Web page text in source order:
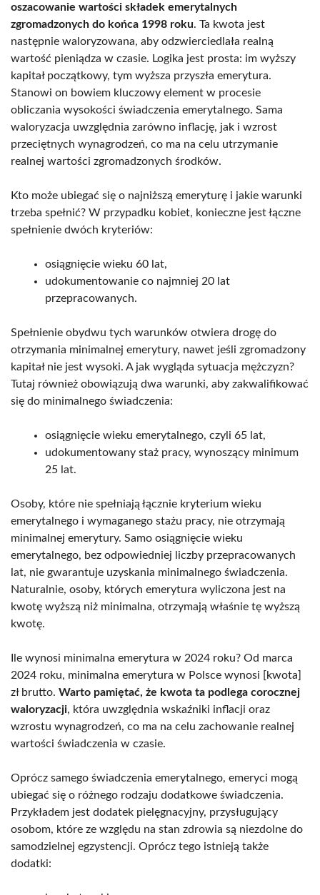
oszacowanie wartości składek emerytalnych
zgromadzonych do końca 1998 roku. Ta kwota jest
następnie waloryzowana, aby odzwierciedlała realną
wartość pieniądza w czasie. Logika jest prosta: im wyższy
kapitał początkowy, tym wyższa przyszła emerytura.
Stanowi on bowiem kluczowy element w procesie
obliczania wysokości świadczenia emerytalnego. Sama
waloryzacja uwzględnia zarówno inflację, jak i wzrost
przeciętnych wynagrodzeń, co ma na celu utrzymanie
realnej wartości zgromadzonych środków.
Kto może ubiegać się o najniższą emeryturę i jakie warunki
trzeba spełnić? W przypadku kobiet, konieczne jest łączne
spełnienie dwóch kryteriów:
osiągnięcie wieku 60 lat,
udokumentowanie co najmniej 20 lat
przepracowanych.
Spełnienie obydwu tych warunków otwiera drogę do
otrzymania minimalnej emerytury, nawet jeśli zgromadzony
kapitał nie jest wysoki. A jak wygląda sytuacja mężczyzn?
Tutaj również obowiązują dwa warunki, aby zakwalifikować
się do minimalnego świadczenia:
osiągnięcie wieku emerytalnego, czyli 65 lat,
udokumentowany staż pracy, wynoszący minimum
25 lat.
Osoby, które nie spełniają łącznie kryterium wieku
emerytalnego i wymaganego stażu pracy, nie otrzymają
minimalnej emerytury. Samo osiągnięcie wieku
emerytalnego, bez odpowiedniej liczby przepracowanych
lat, nie gwarantuje uzyskania minimalnego świadczenia.
Naturalnie, osoby, których emerytura wyliczona jest na
kwotę wyższą niż minimalna, otrzymają właśnie tę wyższą
kwotę.
Ile wynosi minimalna emerytura w 2024 roku? Od marca
2024 roku, minimalna emerytura w Polsce wynosi [kwota]
zł brutto. Warto pamiętać, że kwota ta podlega corocznej
waloryzacji, która uwzględnia wskaźniki inflacji oraz
wzrostu wynagrodzeń, co ma na celu zachowanie realnej
wartości świadczenia w czasie.
Oprócz samego świadczenia emerytalnego, emeryci mogą
ubiegać się o różnego rodzaju dodatkowe świadczenia.
Przykładem jest dodatek pielęgnacyjny, przysługujący
osobom, które ze względu na stan zdrowia są niezdolne do
samodzielnej egzystencji. Oprócz tego istnieją także
dodatki: